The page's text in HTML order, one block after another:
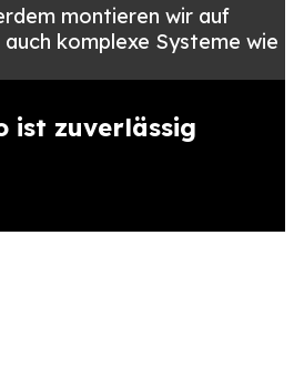
montieren wir auf
komplexe Systeme wie
ist zuverlässig